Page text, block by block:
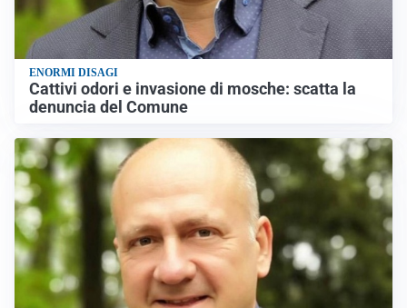
ENORMI DISAGI
Cattivi odori e invasione di mosche: scatta la
denuncia del Comune